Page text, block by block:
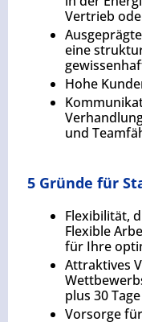
Vertrieb
eine
Hohe
und
5 Gründe für
Flexibilität,
Flexible
für Ihre
Attraktives
plus 30
Vorsorge